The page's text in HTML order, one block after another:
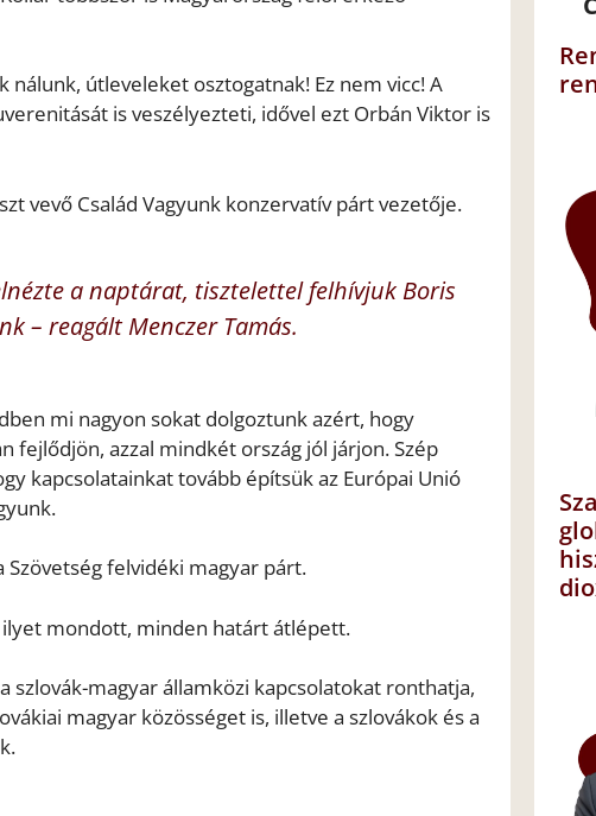
útleveleket osztogatnak! Ez nem vicc! A
is veszélyezteti, idővel ezt Orbán Viktor is
vevő Család Vagyunk konzervatív párt vezetője.
a naptárat, tisztelettel felhívjuk Boris
– reagált Menczer Tamás.
mi nagyon sokat dolgoztunk azért, hogy
fejlődjön, azzal mindkét ország jól járjon. Szép
kapcsolatainkat tovább építsük az Európai Unió
felvidéki magyar párt.
ilyet mondott, minden határt átlépett.
szlovák-magyar államközi kapcsolatokat ronthatja,
magyar közösséget is, illetve a szlovákok és a